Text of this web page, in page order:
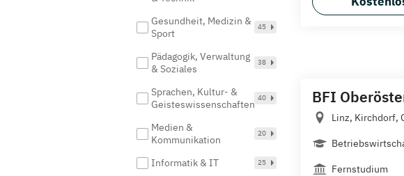
Gesundheit, Medizin &
Sport
45
Pädagogik, Verwaltung
& Soziales
38
Sprachen, Kultur- &
Geisteswissenschaften
40
Medien &
Kommunikation
20
Informatik & IT 25
BFI
Linz, Kirchdorf,
Fernstudium